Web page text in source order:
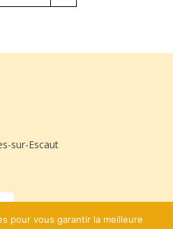
sur-Escaut
pour vous garantir la meilleure